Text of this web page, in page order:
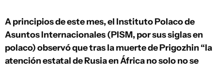
A principios de este mes, el Instituto Polaco de
Asuntos Internacionales (PISM, por sus siglas en
polaco) observó que tras la muerte de Prigozhin “la
atención estatal de Rusia en África no solo no se